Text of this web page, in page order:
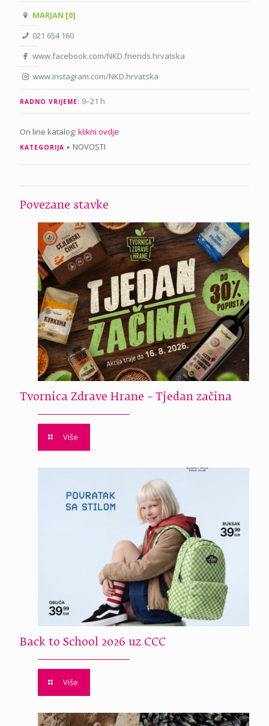
MARJAN [0]
021 654 160
www.facebook.com/NKD.friends.hrvatska
www.instagram.com/NKD.hrvatska
RADNO VRIJEME: 9–21 h
On line katalog: klikni ovdje
KATEGORIJA NOVOSTI
Povezane stavke
Tvornica Zdrave Hrane – Tjedan začina
Više
Back to School 2026 uz CCC
Više